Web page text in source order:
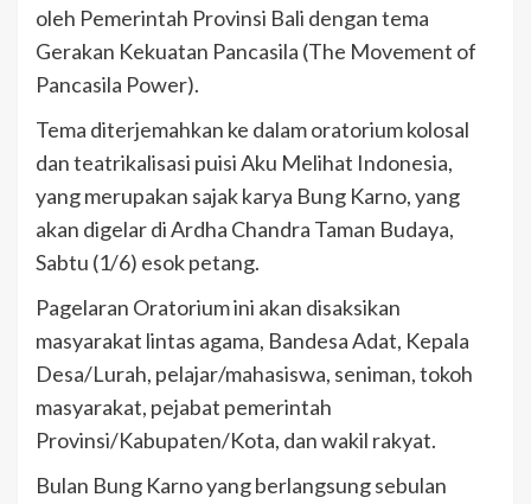
oleh Pemerintah Provinsi Bali dengan tema
Gerakan Kekuatan Pancasila (The Movement of
Pancasila Power).
Tema diterjemahkan ke dalam oratorium kolosal
dan teatrikalisasi puisi Aku Melihat Indonesia,
yang merupakan sajak karya Bung Karno, yang
akan digelar di Ardha Chandra Taman Budaya,
Sabtu (1/6) esok petang.
Pagelaran Oratorium ini akan disaksikan
masyarakat lintas agama, Bandesa Adat, Kepala
Desa/Lurah, pelajar/mahasiswa, seniman, tokoh
masyarakat, pejabat pemerintah
Provinsi/Kabupaten/Kota, dan wakil rakyat.
Bulan Bung Karno yang berlangsung sebulan